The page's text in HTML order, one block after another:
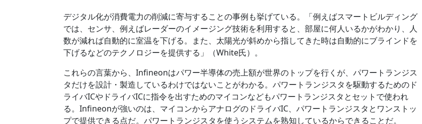
デジタル化が消費電力の削減に寄与することの事例も挙げている。「例えばスマートビルディング
では、センサ、例えばレーダーのイメージング技術を利用すると、部屋に何人いるかがわかり、人
数が減れば自動的に室温を下げる。また、太陽光が斜めから指してきた時は自動的にブラインドを
下げるなどのテクノロジーを提供する」（White氏）。
これらの言葉から、Infineonはパワー半導体の売上額が世界のトップを行くが、パワートランジス
タだけを設計・製造しているわけではないことがわかる。パワートランジスタを駆動するためのド
ライバICやドライバICに指令を出すためのマイコンなどもパワートランジスタとセットで使われ
る。Infineonが強いのは、マイコンからアナログのドライバIC、パワートランジスタとワンストッ
プで提供できる点だ。パワートランジスタを使うシステムを熟知しているからできることだ。